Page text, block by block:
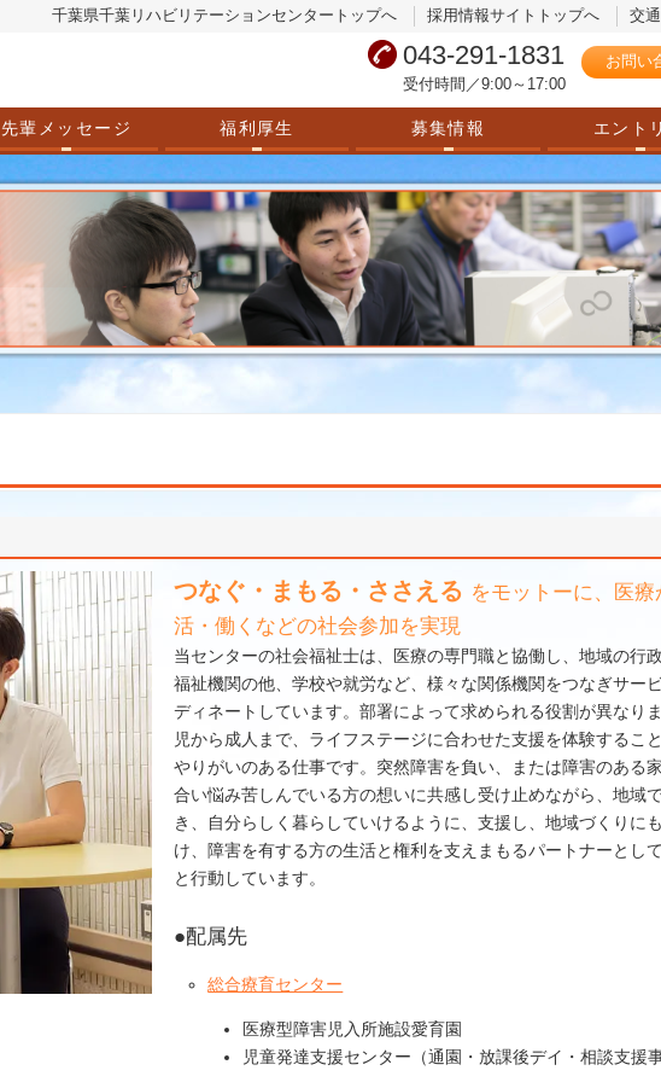
千葉県千葉リハビリテーションセンタートップへ 採用情報サイトトップへ 交
043-291-1831
受付時間／9:00～17:00
お問い
先輩メッセージ 福利厚生 募集情報 エント
つなぐ・まもる・ささえる をモットーに、医療
活・働くなどの社会参加を実現
当センターの社会福祉士は、医療の専門職と協働し、地域の行
福祉機関の他、学校や就労など、様々な関係機関をつなぎサー
ディネートしています。部署によって求められる役割が異なり
児から成人まで、ライフステージに合わせた支援を体験すること
やりがいのある仕事です。突然障害を負い、または障害のある
合い悩み苦しんでいる方の想いに共感し受け止めながら、地域
き、自分らしく暮らしていけるように、支援し、地域づくりに
け、障害を有する方の生活と権利を支えまもるパートナーとし
と行動しています。
●配属先
総合療育センター
医療型障害児入所施設愛育園
児童発達支援センター（通園・放課後デイ・相談支援事